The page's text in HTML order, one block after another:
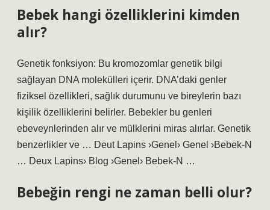
Bebek hangi özelliklerini kimden
alır?
Genetik fonksiyon: Bu kromozomlar genetik bilgi
sağlayan DNA molekülleri içerir. DNA’daki genler
fiziksel özellikleri, sağlık durumunu ve bireylerin bazı
kişilik özelliklerini belirler. Bebekler bu genleri
ebeveynlerinden alır ve mülklerini miras alırlar. Genetik
benzerlikler ve … Deut Lapins ›Genel› Genel ›Bebek-N
… Deux Lapins› Blog ›Genel› Bebek-N …
Bebeğin rengi ne zaman belli olur?